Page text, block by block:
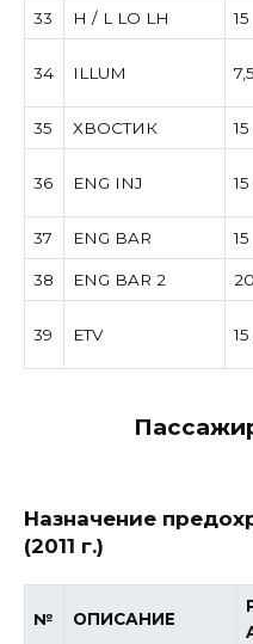
33 H / L LO LH
34 ILLUM
35 ХВОСТИК
36 ENG INJ
37 ENG BAR
38 ENG BAR 2
39 ETV
Назначение
(2011 г.)
№ ОПИСАНИЕ